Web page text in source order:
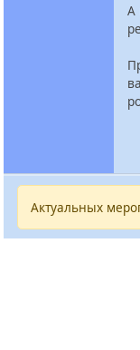
А
Актуальных